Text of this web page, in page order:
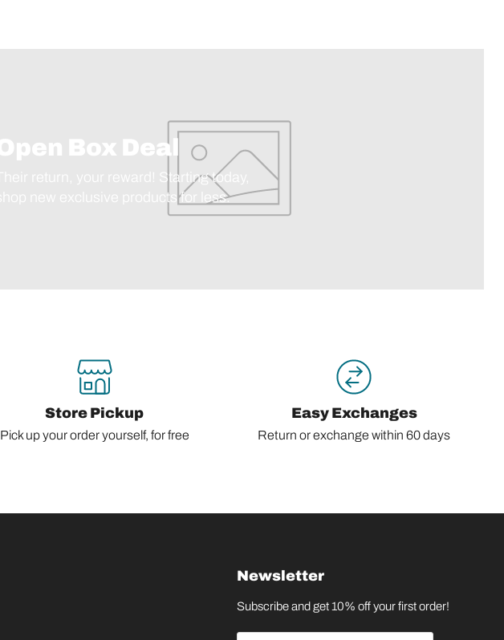
Open Box Deal
Their return, your reward! Starting today,
shop new exclusive products for less.
Store Pickup
Pick up your order yourself, for free
Easy Exchanges
Return or exchange within 60 days
Newsletter
Subscribe and get 10% off your first order!